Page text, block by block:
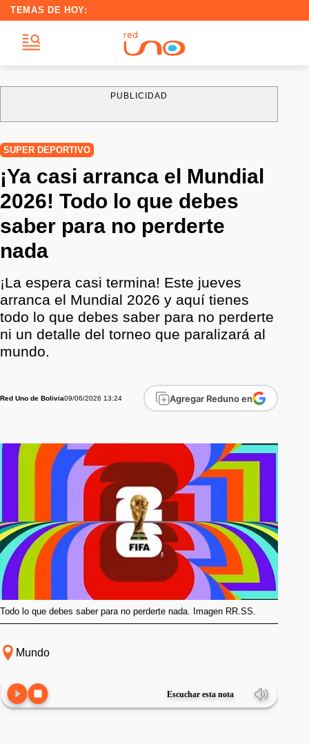
TEMAS DE HOY:
PUBLICIDAD
SUPER DEPORTIVO
¡Ya casi arranca el Mundial
2026! Todo lo que debes
saber para no perderte
nada
¡La espera casi termina! Este jueves
arranca el Mundial 2026 y aquí tienes
todo lo que debes saber para no perderte
ni un detalle del torneo que paralizará al
mundo.
Red Uno de Bolivia09/06/2026 13:24 Agregar Reduno en
Todo lo que debes saber para no perderte nada. Imagen RR.SS.
Mundo
Escuchar esta nota